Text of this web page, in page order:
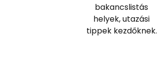
bakancslistás
helyek, utazási
tippek kezdőknek.